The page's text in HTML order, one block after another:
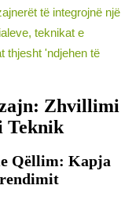
të integrojnë një
teknikat e
thjesht 'ndjehen të
Zhvillimi
Teknik
Qëllim: Kapja